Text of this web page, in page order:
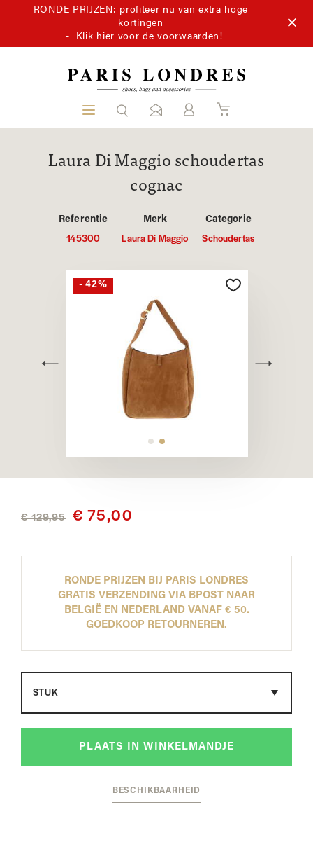
RONDE PRIJZEN: profiteer nu van extra hoge
kortingen
- Klik hier voor de voorwaarden!
Laura Di Maggio schoudertas
cognac
Referentie
145300
Merk
Laura Di Maggio
Categorie
Schoudertas
- 42%
€ 129,95 € 75,00
RONDE PRIJZEN BIJ PARIS LONDRES
GRATIS VERZENDING VIA BPOST NAAR
BELGIË EN NEDERLAND VANAF € 50.
GOEDKOOP RETOURNEREN.
PLAATS IN WINKELMANDJE
BESCHIKBAARHEID